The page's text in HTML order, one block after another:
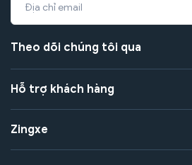
Theo dõi chúng tôi qua
Hỗ trợ khách hàng
Zingxe